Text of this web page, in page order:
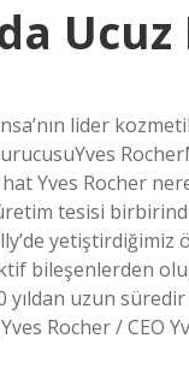
Ucuz
lider
Yves Rocher
tesisi
bileşenlerden
yıldan uzun
Rocher / CEO